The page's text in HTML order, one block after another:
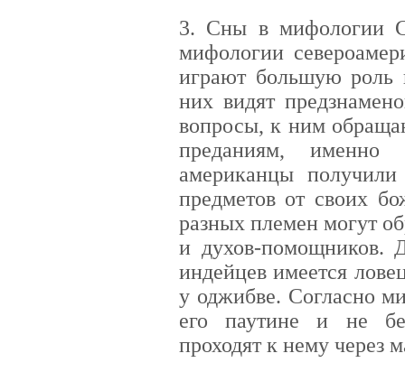
3. Сны в мифологии
мифологии
играют большую роль
них видят
вопросы, к ним
преданиям, именно
американцы
предметов от своих
разных племен могут
и духов-помощников.
индейцев имеется
у оджибве. Согласно
его паутине и не
проходят к нему через